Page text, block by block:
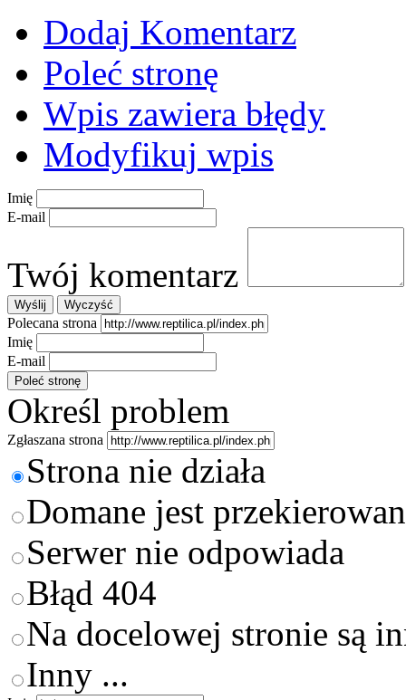
Dodaj Komentarz
Poleć stronę
Wpis zawiera błędy
Modyfikuj wpis
Imię
E-mail
Twój komentarz
Polecana strona
Imię
E-mail
Określ problem
Zgłaszana strona
Strona nie działa
Domane jest
Serwer nie odpowiada
Błąd 404
Na docelowej stronie są
Inny ...